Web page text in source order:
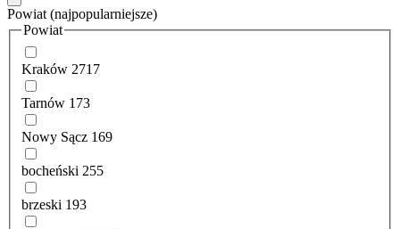
Powiat (najpopularniejsze)
Powiat
Kraków 2717
Tarnów 173
Nowy Sącz 169
bocheński 255
brzeski 193